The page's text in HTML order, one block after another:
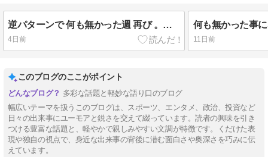
逆パターンで 何も無かった週 再び 。。。
4日前
何も無かった事
11日前
このブログのここがポイント
多彩な話題と軽妙な語り口のブログ
幅広いテーマを扱うこのブログは、スポーツ、エンタメ、政治、投資など
日々の出来事にユーモアと鋭さを交えて綴っています。読者の興味を引き
つける豊富な話題と、軽やかで親しみやすい文調が特徴です。くだけた表
現や独自の視点で、身近な出来事の背後に潜む面白さや奥深さを巧みに伝
えています。